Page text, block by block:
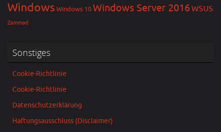
WindowsWindows 10Windows Server 2016WSUS
Zammad
Sonstiges
Cookie-Richtlinie
Cookie-Richtlinie
Datenschutzerklärung
Haftungsausschluss (Disclaimer)